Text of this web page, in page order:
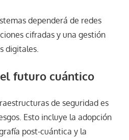
dependerá de redes
cifradas y una gestión
digitales.
futuro cuántico
de seguridad es
Esto incluye la adopción
post-cuántica y la